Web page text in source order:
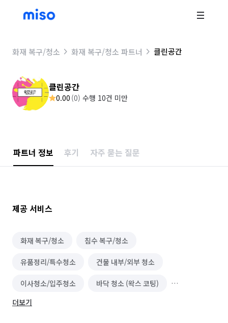
화재 복구/청소 화재 복구/청소 파트너 클린공간
클린공간
0.00 (0) 수행 10건 미만
파트너 정보 후기 자주 묻는 질문
제공 서비스
화재 복구/청소 침수 복구/청소
유품정리/특수청소 건물 내부/외부 청소
이사청소/입주청소 바닥 청소 (왁스 코팅)
실내 소독
더보기